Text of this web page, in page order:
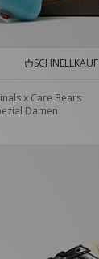
SCHNELLKAUF
x Care Bears
Damen